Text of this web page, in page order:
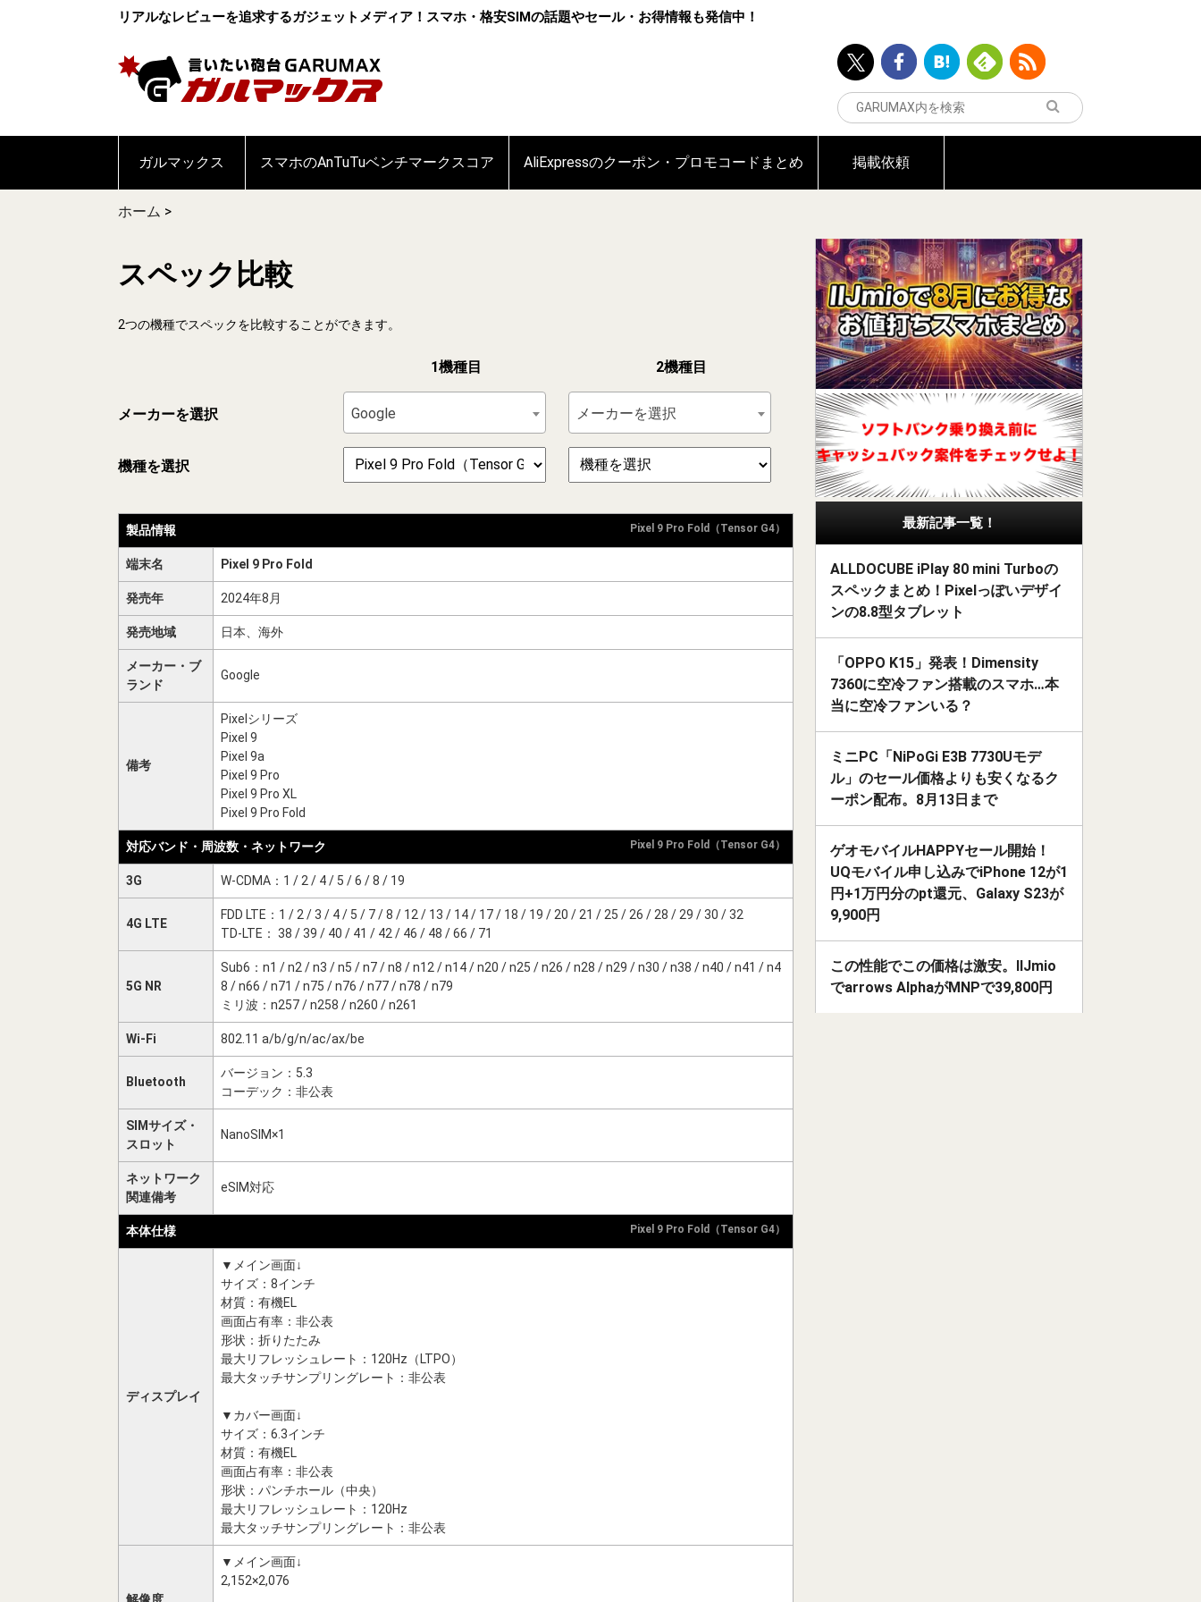
リアルなレビューを追求するガジェットメディア！スマホ・格安SIMの話題やセール・お得情報も発信中！
ガルマックス スマホのAnTuTuベンチマークスコア AliExpressのクーポン・プロモコードまとめ 掲載依頼
ホーム >
スペック比較
2つの機種でスペックを比較することができます。
1機種目 2機種目
メーカーを選択 Google メーカーを選択
機種を選択
製品情報 Pixel 9 Pro Fold（Tensor G4）
端末名 Pixel 9 Pro Fold
発売年 2024年8月
発売地域 日本、海外
メーカー・ブ
ランド
Google
備考
Pixelシリーズ
Pixel 9
Pixel 9a
Pixel 9 Pro
Pixel 9 Pro XL
Pixel 9 Pro Fold
対応バンド・周波数・ネットワーク Pixel 9 Pro Fold（Tensor G4）
3G W-CDMA：1 / 2 / 4 / 5 / 6 / 8 / 19
4G LTE
FDD LTE：1 / 2 / 3 / 4 / 5 / 7 / 8 / 12 / 13 / 14 / 17 / 18 / 19 / 20 / 21 / 25 / 26 / 28 / 29 / 30 / 32
TD-LTE： 38 / 39 / 40 / 41 / 42 / 46 / 48 / 66 / 71
5G NR
Sub6：n1 / n2 / n3 / n5 / n7 / n8 / n12 / n14 / n20 / n25 / n26 / n28 / n29 / n30 / n38 / n40 / n41 / n4
8 / n66 / n71 / n75 / n76 / n77 / n78 / n79
ミリ波：n257 / n258 / n260 / n261
Wi-Fi 802.11 a/b/g/n/ac/ax/be
Bluetooth
バージョン：5.3
コーデック：非公表
SIMサイズ・
スロット
NanoSIM×1
ネットワーク
関連備考
eSIM対応
本体仕様 Pixel 9 Pro Fold（Tensor G4）
ディスプレイ
▼メイン画面↓
サイズ：8インチ
材質：有機EL
画面占有率：非公表
形状：折りたたみ
最大リフレッシュレート：120Hz（LTPO）
最大タッチサンプリングレート：非公表
▼カバー画面↓
サイズ：6.3インチ
材質：有機EL
画面占有率：非公表
形状：パンチホール（中央）
最大リフレッシュレート：120Hz
最大タッチサンプリングレート：非公表
▼メイン画面↓
2,152×2,076
最新記事一覧！
ALLDOCUBE iPlay 80 mini Turboの
スペックまとめ！Pixelっぽいデザイ
ンの8.8型タブレット
「OPPO K15」発表！Dimensity
7360に空冷ファン搭載のスマホ…本
当に空冷ファンいる？
ミニPC「NiPoGi E3B 7730Uモデ
ル」のセール価格よりも安くなるク
ーポン配布。8月13日まで
ゲオモバイルHAPPYセール開始！
UQモバイル申し込みでiPhone 12が1
円+1万円分のpt還元、Galaxy S23が
9,900円
この性能でこの価格は激安。IIJmio
でarrows AlphaがMNPで39,800円